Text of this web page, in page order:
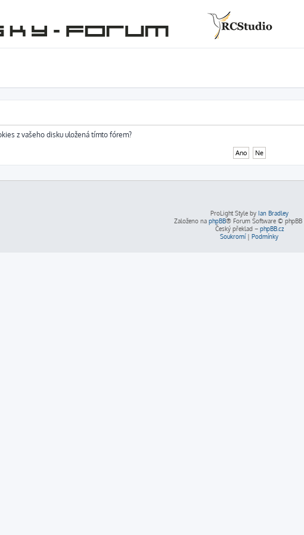
z vašeho disku uložená tímto fórem?
ProLight Style by Ian Bradley
Založeno na phpBB® Forum Software © phpBB
Český překlad – phpBB.cz
Soukromí| Podmínky